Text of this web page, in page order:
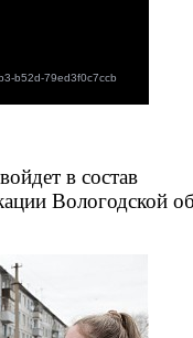
в состав
Вологодской